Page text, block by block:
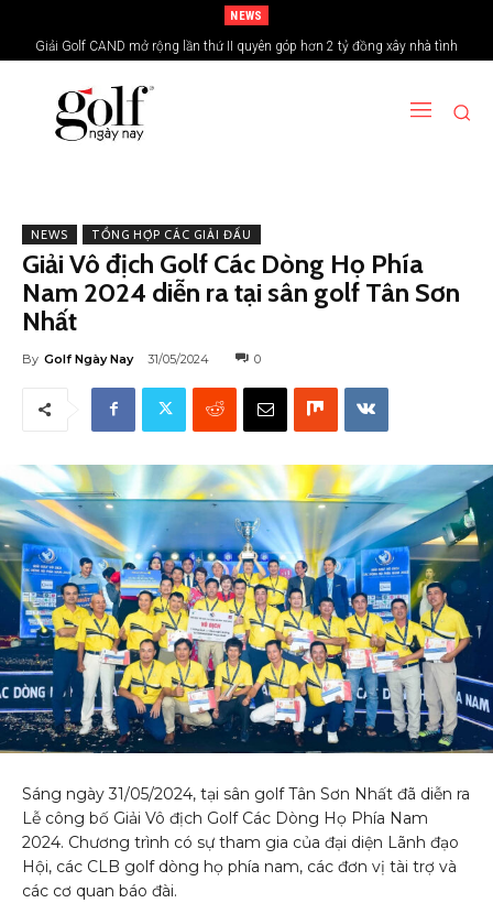
NEWS
Giải Golf CAND mở rộng lần thứ II quyên góp hơn 2 tỷ đồng xây nhà tình
nghĩa vùng biên giới
NEWS TỔNG HỢP CÁC GIẢI ĐẤU
Giải Vô địch Golf Các Dòng Họ Phía
Nam 2024 diễn ra tại sân golf Tân Sơn
Nhất
By Golf Ngày Nay 31/05/2024 0
Sáng ngày 31/05/2024, tại sân golf Tân Sơn Nhất đã diễn ra
Lễ công bố Giải Vô địch Golf Các Dòng Họ Phía Nam
2024. Chương trình có sự tham gia của đại diện Lãnh đạo
Hội, các CLB golf dòng họ phía nam, các đơn vị tài trợ và
các cơ quan báo đài.